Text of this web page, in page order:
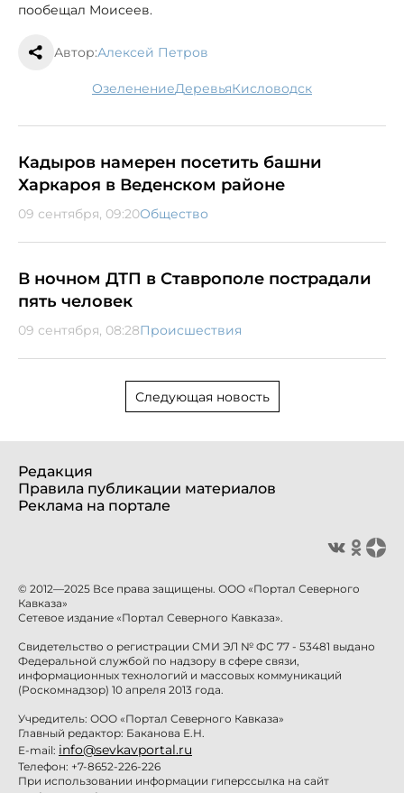
пообещал Моисеев.
Автор:Алексей Петров
Озеленение деревья Кисловодск
Кадыров намерен посетить башни
Харкароя в Веденском районе
09 сентября, 09:20Общество
В ночном ДТП в Ставрополе пострадали
пять человек
09 сентября, 08:28Происшествия
Следующая новость
Редакция
Правила публикации материалов
Реклама на портале
© 2012—2025 Все права защищены. ООО «Портал Северного
Кавказа»
Сетевое издание «Портал Северного Кавказа».
Свидетельство о регистрации СМИ ЭЛ № ФС 77 - 53481 выдано
Федеральной службой по надзору в сфере связи,
информационных технологий и массовых коммуникаций
(Роскомнадзор) 10 апреля 2013 года.
Учредитель: ООО «Портал Северного Кавказа»
Главный редактор: Баканова Е.Н.
E-mail: info@sevkavportal.ru
Телефон: +7-8652-226-226
При использовании информации гиперссылка на сайт